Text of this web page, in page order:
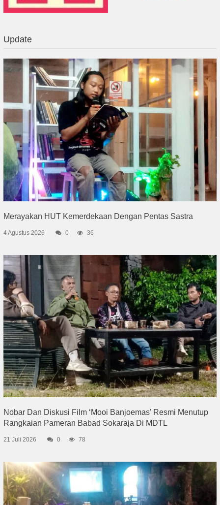
Update
Merayakan HUT Kemerdekaan Dengan Pentas Sastra
4 Agustus 2026 0 36
Nobar Dan Diskusi Film ‘Mooi Banjoemas’ Resmi Menutup
Rangkaian Pameran Babad Sokaraja Di MDTL
21 Juli 2026 0 78